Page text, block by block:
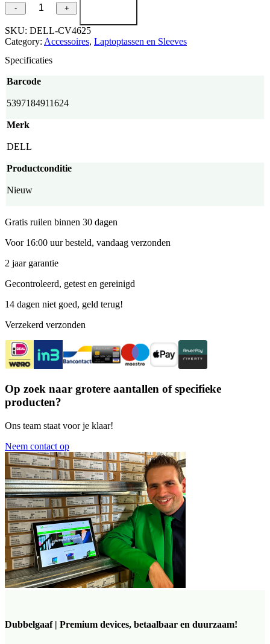
DELL
Pro
15-
16
EcoLoop
Urban
-
aantal
- +
SKU: DELL-CV4625
Category: Accessoires, Laptoptassen en Sleeves
Specificaties
Barcode
5397184911624
Merk
DELL
Productconditie
Nieuw
Gratis ruilen binnen 30 dagen
Voor 16:00 uur besteld, vandaag verzonden
2 jaar garantie
Gecontroleerd, getest en gereinigd
14 dagen niet goed, geld terug!
Verzekerd verzonden
Op zoek naar grotere aantallen of specifieke
producten?
Ons team staat voor je klaar!
Neem contact op
Dubbelgaaf | Premium devices, betaalbaar en duurzaam!